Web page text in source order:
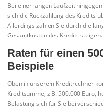
Bei einer langen Laufzeit
sich die Rückzahlung des Kredits
Allerdings zahlen Sie durch die
Gesamtkosten des Kredits steigen.
Raten für einen
Beispiele
Oben in unserem Kreditrechner
Kreditsumme, z.B. 500.000 Euro,
Belastung sich für Sie bei